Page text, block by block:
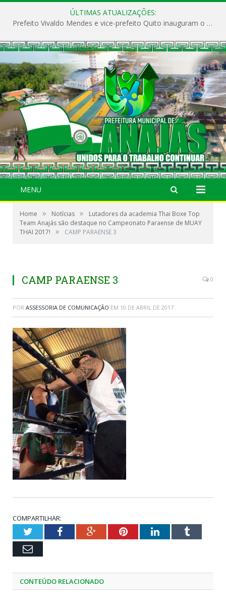
ÚLTIMAS ATUALIZAÇÕES:
Prefeito Vivaldo Mendes e vice-prefeito Quito inauguram o CAPS e fortalecem a saúde pública em Anajás.
MENU
Home » Notícias »
Lutadores da academia Thai Boxe Top
Team Anajás são destaque no Campeonato Paraense de MUAY
THAI 2017!
» CAMP PARAENSE 3
CAMP PARAENSE 3 0
POR ASSESSORIA DE COMUNICAÇÃO EM 10 DE ABRIL DE 2017
COMPARTILHAR:
TwitterFacebookGoogle+PinterestLinkedInTumblr
Email
CONTEÚDO RELACIONADO